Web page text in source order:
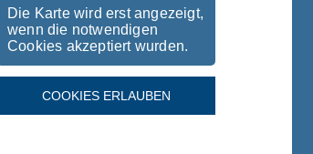
Die Karte wird erst angezeigt,
wenn die notwendigen
Cookies akzeptiert wurden.
COOKIES ERLAUBEN